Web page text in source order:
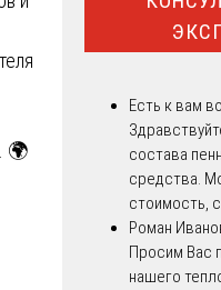
🌍
Есть к вам
состава
средства.
стоимость,
Роман
Просим Вас
нашего